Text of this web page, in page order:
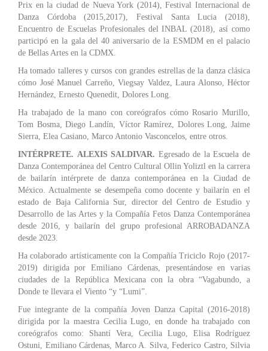
Prix en la ciudad de Nueva York (2014), Festival Internacional de
Danza Córdoba (2015,2017), Festival Santa Lucia (2018),
Encuentro de Escuelas Profesionales del INBAL (2018), así como
participó en la gala del 40 aniversario de la ESMDM en el palacio
de Bellas Artes en la CDMX.
Ha tomado talleres y cursos con grandes estrellas de la danza clásica
cómo José Manuel Carreño, Viegsay Valdez, Laura Alonso, Héctor
Hernández, Ernesto Quenedit, Dolores Long.
Ha trabajado de la mano con coreógrafos cómo Rosario Murillo,
Tom Bosma, Diego Landín, Víctor Ramírez, Dolores Long, Jaime
Sierra, Elea Casiano, Marco Antonio Vasconcelos, entre otros.
INTÉRPRETE. ALEXIS SALDIVAR. Egresado de la Escuela de
Danza Contemporánea del Centro Cultural Ollin Yoliztl en la carrera
de bailarín intérprete de danza contemporánea en la Ciudad de
México. Actualmente se desempeña como docente y bailarín en el
estado de Baja California Sur, director del Centro de Estudio y
Desarrollo de las Artes y la Compañía Fetos Danza Contemporánea
desde 2016, y bailarín del grupo profesional ARROBADANZA
desde 2023.
Ha colaborado artísticamente con la Compañía Triciclo Rojo (2017-
2019) dirigida por Emiliano Cárdenas, presentándose en varias
ciudades de la República Mexicana con la obra “Vagabundo, a
Donde te llevara el Viento “y “Lumi”.
Fue integrante de la compañía Joven Danza Capital (2016-2018)
dirigida por la maestra Cecilia Lugo, en donde ha trabajado con
coreógrafos como: Shantí Vera, Cecilia Lugo, Elisa Rodríguez
Ostuni, Emiliano Cárdenas, Marco A. Silva, Federico Castro, Silvia